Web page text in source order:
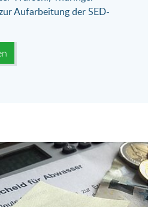
Aufarbeitung der SED-